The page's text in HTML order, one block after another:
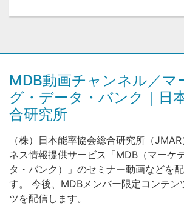
MDB動画チャンネル／マ
グ・データ・バンク｜日
合研究所
（株）日本能率協会総合研究所（
ネス情報提供サービス「MDB（マーケ
タ・バンク）」のセミナー動画などを
す。 今後、MDBメンバー限定コンテン
ツを配信します。